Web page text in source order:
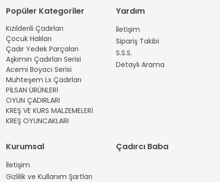
Popüler Kategoriler
Kızılderili Çadırları
Çocuk Halıları
Çadır Yedek Parçaları
Aşkımın Çadırları Serisi
Acemi Boyacı Serisi
Muhteşem Lx Çadırları
PİLSAN ÜRÜNLERİ
OYUN ÇADIRLARI
KREŞ VE KURS MALZEMELERİ
KREŞ OYUNCAKLARI
Yardım
İletişim
Sipariş Takibi
S.S.S.
Detaylı Arama
Kurumsal
İletişim
Gizlilik ve Kullanım Şartları
Çadırcı Baba